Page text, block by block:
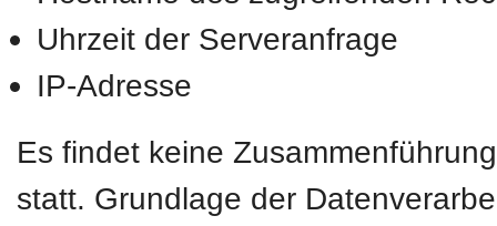
Uhrzeit der Serveranfrage
IP-Adresse
Es findet keine
statt. Grundlage der